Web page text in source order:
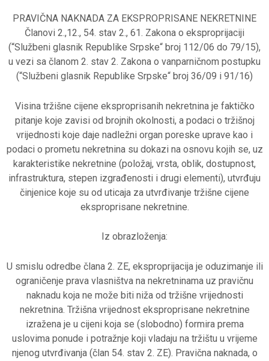
PRAVIČNA NAKNADA ZA EKSPROPRISANE NEKRETNINE
Članovi 2.,12., 54. stav 2., 61. Zakona o eksproprijaciji
(“Službeni glasnik Republike Srpske“ broj 112/06 do 79/15),
u vezi sa članom 2. stav 2. Zakona o vanparničnom postupku
(“Službeni glasnik Republike Srpske“ broj 36/09 i 91/16)
Visina tržišne cijene eksproprisanih nekretnina je faktičko
pitanje koje zavisi od brojnih okolnosti, a podaci o tržišnoj
vrijednosti koje daje nadležni organ poreske uprave kao i
podaci o prometu nekretnina su dokazi na osnovu kojih se, uz
karakteristike nekretnine (položaj, vrsta, oblik, dostupnost,
infrastruktura, stepen izgrađenosti i drugi elementi), utvrđuju
činjenice koje su od uticaja za utvrđivanje tržišne cijene
eksproprisane nekretnine.
Iz obrazloženja:
U smislu odredbe člana 2. ZE, eksproprijacija je oduzimanje ili
ograničenje prava vlasništva na nekretninama uz pravičnu
naknadu koja ne može biti niža od tržišne vrijednosti
nekretnina. Tržišna vrijednost eksproprisane nekretnine
izražena je u cijeni koja se (slobodno) formira prema
uslovima ponude i potražnje koji vladaju na tržištu u vrijeme
njenog utvrđivanja (član 54. stav 2. ZE). Pravična naknada, o